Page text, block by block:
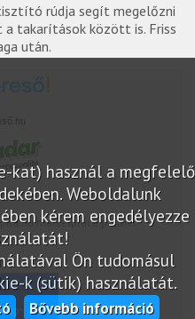
rúdja segít megelőzni
takarítások között is. Friss
után.
kat) használ a megfelelő
Weboldalunk
kérem engedélyezze
Ön tudomásul
k (sütik) használatát.
Bővebb információ
marketplace partner